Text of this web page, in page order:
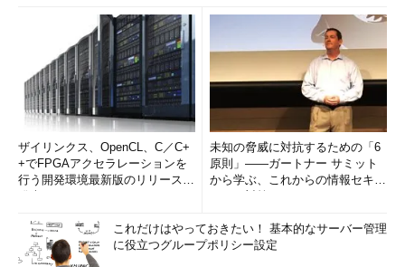
ザイリンクス、OpenCL、C／C+
+でFPGAアクセラレーションを
行う開発環境最新版のリリースを
未知の脅威に対抗するための「6
原則」――ガートナー サミット
から学ぶ、これからの情報セキュ
これだけはやっておきたい！ 基本的なサーバー管理
に役立つグループポリシー設定